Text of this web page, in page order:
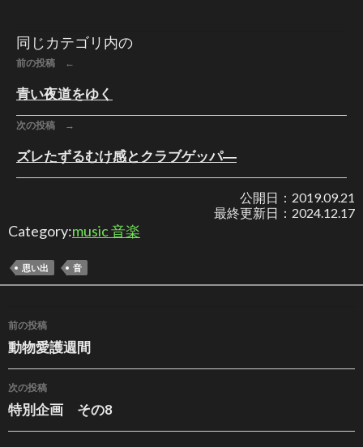
同じカテゴリ内の
前の投稿 ←
青い夜道をゆく
次の投稿 →
ズレたずるむけ感とクラブゲッパ―
公開日： 2019.09.21
最終更新日： 2024.12.17
Category:music 音楽
思い出 音
投稿ナビゲーション
前の投稿
動物愛護週間
次の投稿
特別企画 その8